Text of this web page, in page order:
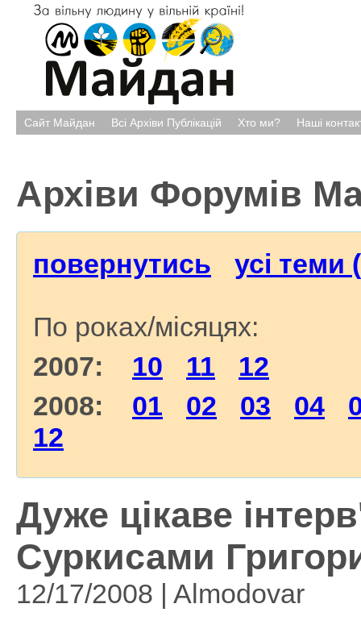
Сайт Майдан Всі Архіви Публікацій Хто ми? Наші
Архіви Форумів
повернутись усі теми
По роках/місяцях:
2007: 10 11
12
2008: 01 02 03 04
12
Дуже цікаве
Суркисами
12/17/2008 | Almodovar